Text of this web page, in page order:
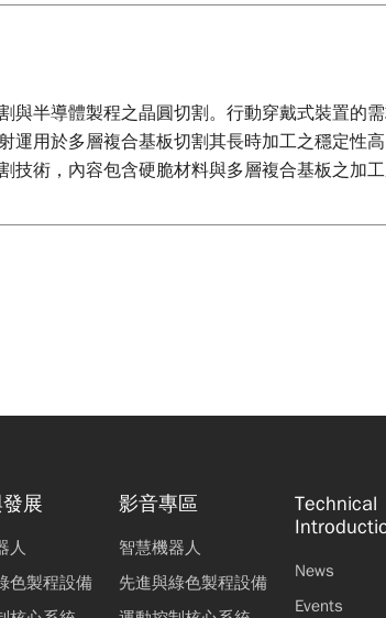
與半導體製程之晶圓切割。行動穿戴式裝置的
用於多層複合基板切割其長時加工之穩定性
技術，內容包含硬脆材料與多層複合基板之加
展
人
色製程設備
影音專區
智慧機器人
先進與綠色製程設備
Technical
News
Events